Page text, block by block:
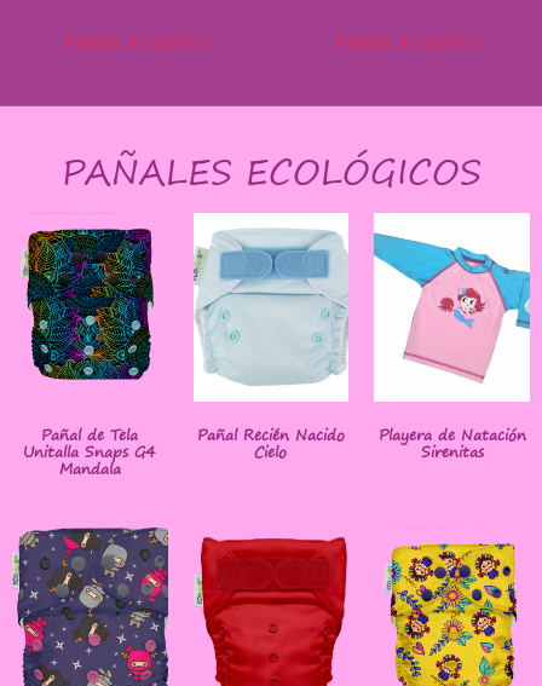
Añadir al carrito Añadir al carrito
PAÑALES ECOLÓGICOS
Pañal de Tela
Unitalla Snaps G4
Mandala
Pañal Recién Nacido
Cielo
Playera de Natación
Sirenitas